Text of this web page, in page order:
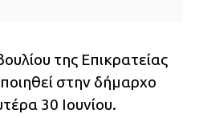
της Επικρατείας
στην δήμαρχο
30 Ιουνίου.